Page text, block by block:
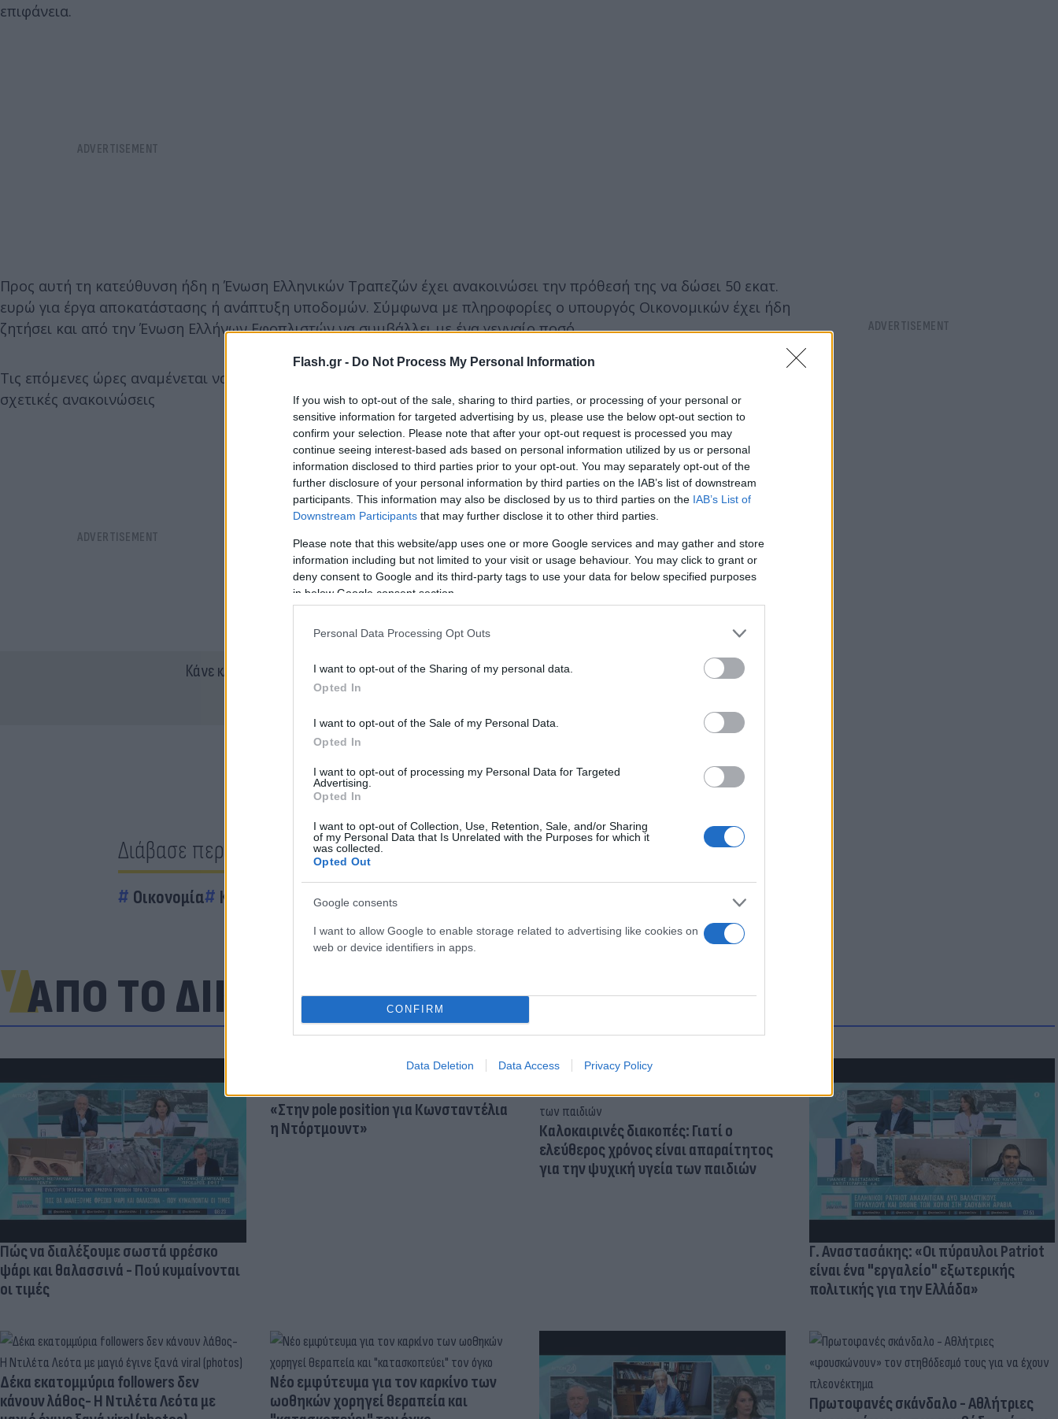
Flash.gr - Do Not Process My Personal Information
If you wish to opt-out of the sale, sharing to third parties, or processing of your personal or
sensitive information for targeted advertising by us, please use the below opt-out section to
confirm your selection. Please note that after your opt-out request is processed you may
continue seeing interest-based ads based on personal information utilized by us or personal
information disclosed to third parties prior to your opt-out. You may separately opt-out of the
further disclosure of your personal information by third parties on the IAB’s list of downstream
participants. This information may also be disclosed by us to third parties on the IAB’s List of
Downstream Participants that may further disclose it to other third parties.
Please note that this website/app uses one or more Google services and may gather and store
information including but not limited to your visit or usage behaviour. You may click to grant or
deny consent to Google and its third-party tags to use your data for below specified purposes
in below Google consent section.
Personal Data Processing Opt Outs
I want to opt-out of the Sharing of my personal data.
Opted In
I want to opt-out of the Sale of my Personal Data.
Opted In
I want to opt-out of processing my Personal Data for Targeted
Advertising.
Opted In
I want to opt-out of Collection, Use, Retention, Sale, and/or Sharing
of my Personal Data that Is Unrelated with the Purposes for which it
was collected.
Opted Out
Google consents
I want to allow Google to enable storage related to advertising like cookies on
web or device identifiers in apps.
CONFIRM
Data Deletion Data Access Privacy Policy
επιφάνεια.
Προς αυτή τη κατεύθυνση ήδη η Ένωση Ελληνικών Τραπεζών έχει ανακοινώσει την πρόθεσή της να δώσει 50 εκατ.
ευρώ για έργα αποκατάστασης ή ανάπτυξη υποδομών. Σύμφωνα με πληροφορίες ο υπουργός Οικονομικών έχει ήδη
ζητήσει και από την Ένωση Ελλήνων Εφοπλιστών να συμβάλλει με ένα γενναίο ποσό
Τις επόμενες ώρες αναμένεται να «κλειδώσουν» οι κυβερνητικές αποφάσεις και δεν αποκλείεται να υπάρξουν και
σχετικές ανακοινώσεις
Κάνε κλικ και δες περισσότεροFlash.grστην αναζήτηση τηςGoogle
Διάβασε περισσότερα
Οικονομία Κυβέρνηση φόρος Κλιματική Κρίση
ΑΠΟ ΤΟ ΔΙΚΤΥΟ
Πώς να διαλέξουμε σωστά φρέσκο
ψάρι και θαλασσινά - Πού κυμαίνονται
οι τιμές
«Στην pole position για Κωνσταντέλια
η Ντόρτμουντ»
Καλοκαιρινές διακοπές: Γιατί ο
ελεύθερος χρόνος είναι απαραίτητος
για την ψυχική υγεία των παιδιών
Γ. Αναστασάκης: «Οι πύραυλοι Patriot
είναι ένα "εργαλείο" εξωτερικής
πολιτικής για την Ελλάδα»
Δέκα εκατομμύρια followers δεν
κάνουν λάθος- Η Ντιλέτα Λεότα με
Νέο εμφύτευμα για τον καρκίνο των
ωοθηκών χορηγεί θεραπεία και
Πρωτοφανές σκάνδαλο - Aθλήτριες